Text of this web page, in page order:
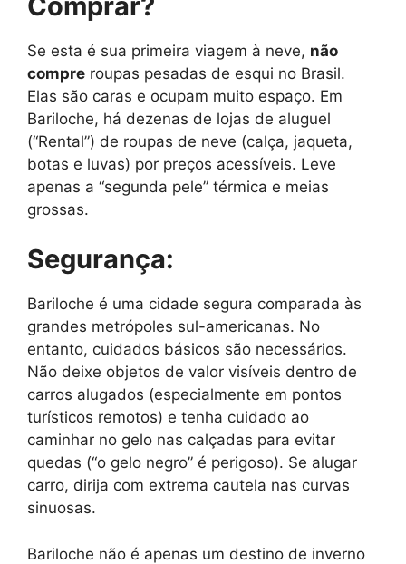
Se esta é sua primeira viagem à neve, não
compre roupas pesadas de esqui no Brasil.
Elas são caras e ocupam muito espaço. Em
Bariloche, há dezenas de lojas de aluguel
(“Rental”) de roupas de neve (calça, jaqueta,
botas e luvas) por preços acessíveis. Leve
apenas a “segunda pele” térmica e meias
grossas.
Segurança:
Bariloche é uma cidade segura comparada às
grandes metrópoles sul-americanas. No
entanto, cuidados básicos são necessários.
Não deixe objetos de valor visíveis dentro de
carros alugados (especialmente em pontos
turísticos remotos) e tenha cuidado ao
caminhar no gelo nas calçadas para evitar
quedas (“o gelo negro” é perigoso). Se alugar
carro, dirija com extrema cautela nas curvas
sinuosas.
Bariloche não é apenas um destino de inverno